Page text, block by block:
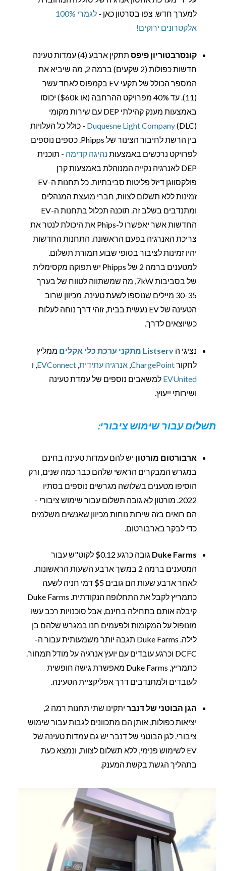
למערך חדש. צפו בסרטון כאן -
לגמרי 100%
אלקטרונים ירוקים!
קונסרבטוריון פיפס
תתקין ארבע (4) עמדות טעינה
חדשות כפולות (2 שקעים) ברמה 2, מה שיביא את
המספר הכולל של תקעי EV בקמפוס לאחד עשר
(11). עד 40% מפרויקט ההרחבה (או $60k) יכוסו
באמצעות מענק קהילתי DEP עם שירות מקומי
Duquesne Light Company (DLC) - כולל כל העלויות
בין הרשת לחיבור הצינור של Phipps. כספים נוספים
לפרויקט נרכשים באמצעות נהיגה קדימה - תוכנית
DEP לאנרגיה נקייה המנוהלת באמצעות קרן
פולקסווגן דיזל פליטות סביבתיות. כל תחנות ה-EV
זמינות ללא תשלום לצוות, חברי מועצת המנהלים
ומתנדבים בשלב זה. תוכנה תכלול בתחנות ה-EV
החדשות אשר יאפשרו ל-Phips את היכולת לנטר את
צריכת האנרגיה בפעם הראשונה. התחנות החדשות
יהיו זמינות לציבור בסופי שבוע תמורת תשלום.
למטענים ברמה 2 של Phipps יש תפוקה מקסימלית
של בסביבות 7kW, מה שמשתווה לטווח של בערך
30-35 מיילים שנוספו לשעת טעינה. מכיוון שרוב
הטעינה של EV נעשית בבית, זוהי דרך נוחה לעלות
כשיוצאים לדרך.
נציגי ה Listserv מתקני ערכת כלי אקלים
ממליץ
לחקורChargePoint
, אנרגיה עתידית,
EVConnect , ו
EVUnited למשאבים נוספים של עמדת טעינה
ושירותי ייעוץ.
תשלום עבור שימוש ציבורי:
ארבורטום מורטון יש להם עמדות טעינה בחינם
במגרש המבקרים הראשי שלהם כבר כמה שנים, ורק
הוסיפו מטענים בשלושה מגרשים נוספים בסתיו
2022. מורטון לא גובה תשלום עבור שימוש ציבורי -
הם רואים בזה שירות נוחות מכיוון שאנשים משלמים
כדי לבקר בארבורטום.
Duke Farms
גובה כרגע $0.12 לקוט"ש עבור
המטענים ברמה 2 במשך ארבע השעות הראשונות.
לאחר ארבע שעות הם גובים $5 דמי חניה לשעה
כתמריץ לקבל את התחלופה הנקודתית. Duke Farms
קיבלה אותם בתחילה בחינם, אבל סוכנויות רכב עשו
מונופול על המקומות ולפעמים חנו במגרש שלהם בן
לילה. Duke Farms תגבה יותר משמעותית עבור ה-
DCFC וכרגע עובדים עם יועץ אנרגיה על מודל תמחור.
כתמריץ, Duke Farms מאפשרת גישה חופשית
לעובדים ולמתנדבים דרך אפליקציית הטעינה.
הגן הבוטני של דנבר
יציאות כפולות, אותן הם מתכוונים לגבות עבור שימוש
ציבורי. לגן הבוטני של דנבר יש גם עמדות טעינה של
EV לשימוש פנימי, ללא תשלום לצוות, ונמצא כעת
בתהליך הגשת בקשת המענק.